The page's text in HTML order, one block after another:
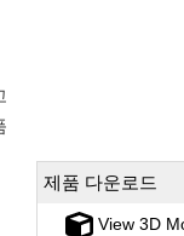
제품 다운로드
View 3D